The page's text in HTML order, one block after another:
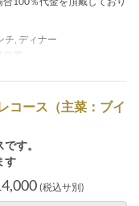
チ, ディナー
ロア
コース（主菜：ブイ
す。
す
(税込サ別)